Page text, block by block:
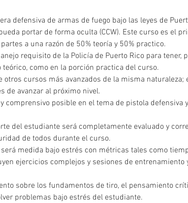
defensiva de armas de fuego bajo las leyes de
portar de forma oculta (CCW). Este curso es el
a una razón de 50% teoría y 50% practico.
requisito de la Policía de Puerto Rico para tener,
como en la porción practica del curso.
cursos más avanzados de la misma naturaleza;
de avanzar al próximo nivel.
comprensivo posible en el tema de pistola defensiva y
del estudiante será completamente evaluado y
de todos durante el curso.
medida bajo estrés con métricas tales como
ejercicios complejos y sesiones de entrenamiento
sobre los fundamentos de tiro, el pensamiento
problemas bajo estrés del estudiante.